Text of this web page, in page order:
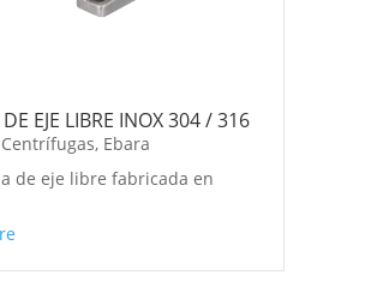
EJE LIBRE INOX 304 / 316
, Ebara
de eje libre fabricada en